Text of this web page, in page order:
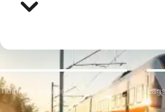
Tidigaste avgång: